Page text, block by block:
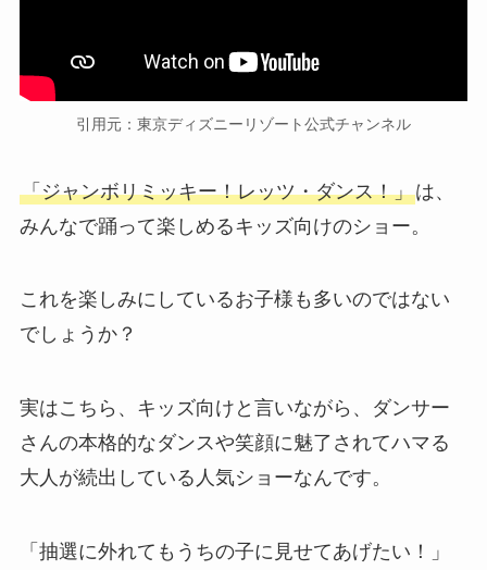
引用元：東京ディズニーリゾート公式チャンネル
「ジャンボリミッキー！レッツ・ダンス！」は、
みんなで踊って楽しめるキッズ向けのショー。
これを楽しみにしているお子様も多いのではない
でしょうか？
実はこちら、キッズ向けと言いながら、ダンサー
さんの本格的なダンスや笑顔に魅了されてハマる
大人が続出している人気ショーなんです。
「抽選に外れてもうちの子に見せてあげたい！」